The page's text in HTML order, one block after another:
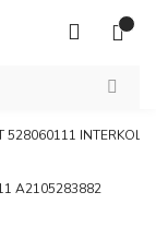
528060111 INTERKOL